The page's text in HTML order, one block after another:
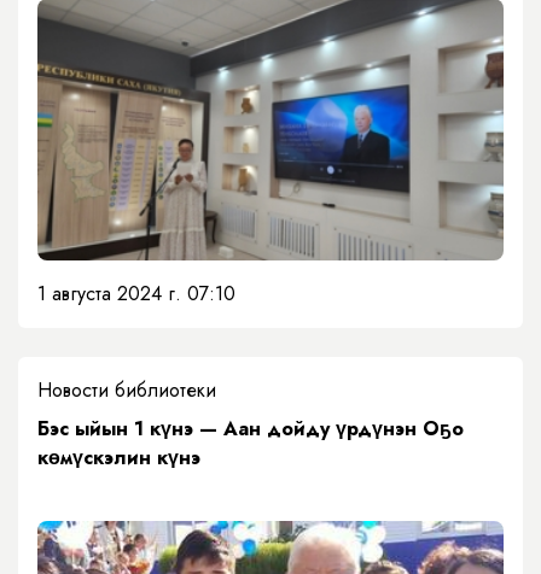
1 августа 2024 г. 07:10
Новости библиотеки
Бэс ыйын 1 күнэ — Аан дойду үрдүнэн Оҕо
кɵмүскэлин күнэ